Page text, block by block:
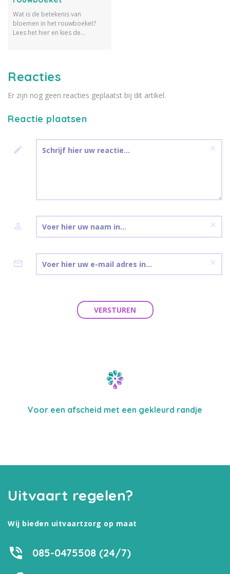
Wat is de betekenis van
bloemen in het rouwboeket?
Lees het hier en kies de
Reacties
Er zijn nog geen reacties geplaatst bij dit artikel.
Reactie plaatsen
VERSTUREN
Voor een afscheid met een gekleurd randje
Uitvaart regelen?
Wij bieden uitvaartzorg op maat
085-0475508 (24/7)